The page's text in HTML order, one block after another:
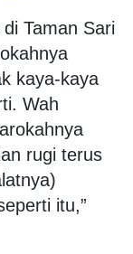
Taman Sari
kaya-kaya
Wah
rugi terus
itu,”